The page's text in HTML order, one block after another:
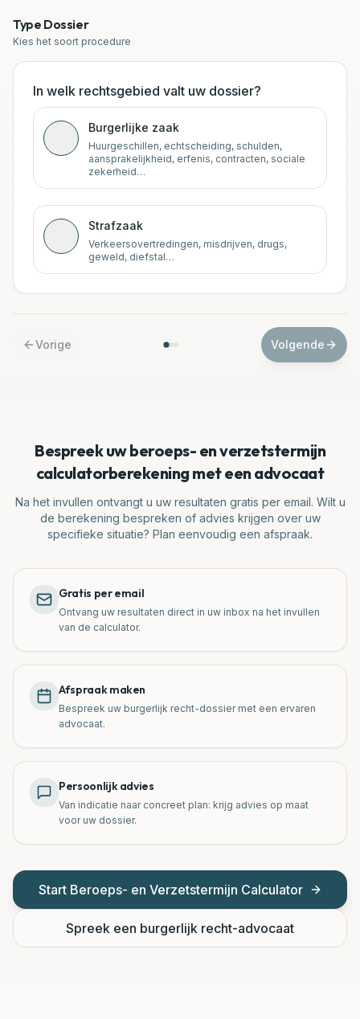
Type Dossier
Kies het soort procedure
In welk rechtsgebied valt uw dossier?
Burgerlijke zaak
Huurgeschillen, echtscheiding, schulden,
aansprakelijkheid, erfenis, contracten, sociale
zekerheid…
Strafzaak
Verkeersovertredingen, misdrijven, drugs,
geweld, diefstal…
Vorige Volgende
Bespreek uwberoeps- en verzetstermijn
calculatorberekening met een advocaat
Na het invullen ontvangt u uw resultaten gratis per email. Wilt u
de berekening bespreken of advies krijgen over uw
specifieke situatie? Plan eenvoudig een afspraak.
Gratis per email
Ontvang uw resultaten direct in uw inbox na het invullen
van de calculator.
Afspraak maken
Bespreek uw burgerlijk recht-dossier met een ervaren
advocaat.
Persoonlijk advies
Van indicatie naar concreet plan: krijg advies op maat
voor uw dossier.
Start Beroeps- en Verzetstermijn Calculator
Spreek een burgerlijk recht-advocaat